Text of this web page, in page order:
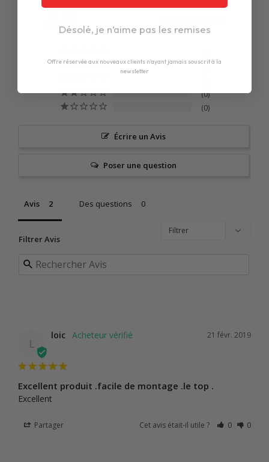
5,0
0
0
0
Écrire un Avis
Poser une question
Avis Des questions
Filtrer Avis
L
21 févr. 2019
loic
Excellent produit .facile de montage .le top .
Excellent
Partager Cet avis était-il utile ? 0 0
Désolé, je n’aime pas les remises
Offre réservée aux nouveaux clients n'ayant jamais souscrit à la
newsletter